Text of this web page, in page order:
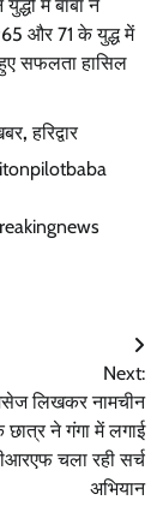
में बाबा ने
और 71 के युद्ध में
हुए सफलता हासिल
,हरिद्वार
Next:
लिखकर नामचीन
ने गंगा में लगाई
चला रही सर्च
अभियान